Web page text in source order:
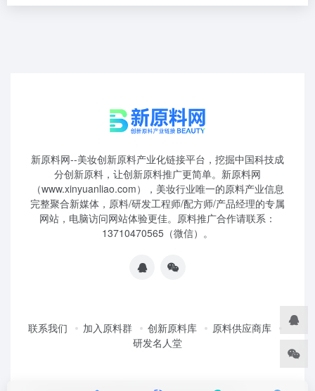
新原料网--美妆创新原料产业化链接平台，挖掘中国科技成
分创新原料，让创新原料推广更简单。新原料网
（www.xinyuanliao.com），美妆行业唯一的原料产业信息
完整聚合新媒体，原料/研发工程师/配方师/产品经理的专属
网站，电脑访问网站体验更佳。原料推广合作请联系：
13710470565（微信）。
联系我们 加入原料群 创新原料库
原料供应商库
研发名人堂